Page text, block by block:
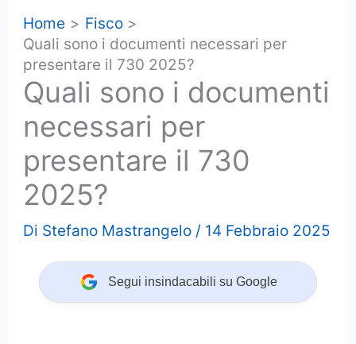
Home
Fisco
Quali sono i documenti necessari per
presentare il 730 2025?
Quali sono i documenti
necessari per
presentare il 730
2025?
Di Stefano Mastrangelo / 14 Febbraio 2025
Segui insindacabili su Google